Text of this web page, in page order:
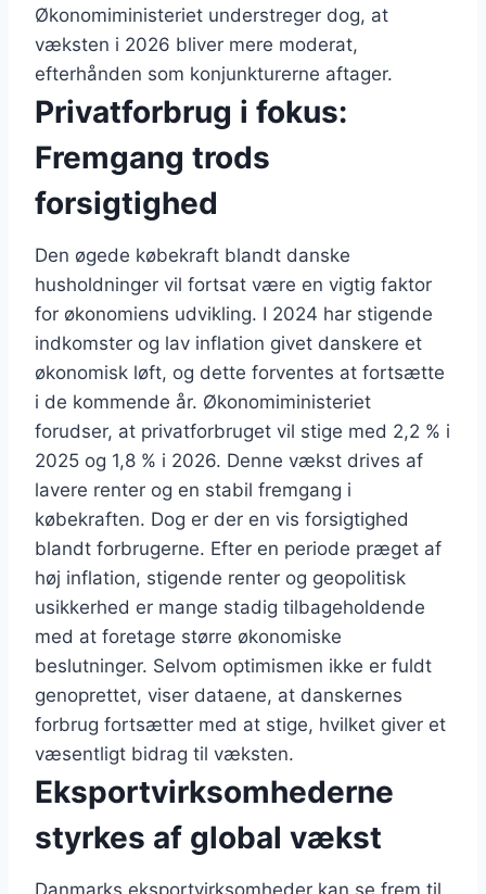
Økonomiministeriet understreger dog, at
væksten i 2026 bliver mere moderat,
efterhånden som konjunkturerne aftager.
Privatforbrug i fokus:
Fremgang trods
forsigtighed
Den øgede købekraft blandt danske
husholdninger vil fortsat være en vigtig faktor
for økonomiens udvikling. I 2024 har stigende
indkomster og lav inflation givet danskere et
økonomisk løft, og dette forventes at fortsætte
i de kommende år. Økonomiministeriet
forudser, at privatforbruget vil stige med 2,2 % i
2025 og 1,8 % i 2026. Denne vækst drives af
lavere renter og en stabil fremgang i
købekraften. Dog er der en vis forsigtighed
blandt forbrugerne. Efter en periode præget af
høj inflation, stigende renter og geopolitisk
usikkerhed er mange stadig tilbageholdende
med at foretage større økonomiske
beslutninger. Selvom optimismen ikke er fuldt
genoprettet, viser dataene, at danskernes
forbrug fortsætter med at stige, hvilket giver et
væsentligt bidrag til væksten.
Eksportvirksomhederne
styrkes af global vækst